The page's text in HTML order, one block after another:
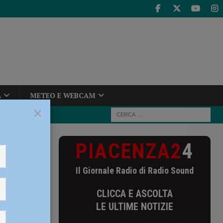
METEO E WEBCAM
PIACENZA24
Il Giornale Radio di Radio Sound
CLICCA E ASCOLTA
LE ULTIME NOTIZIE
×